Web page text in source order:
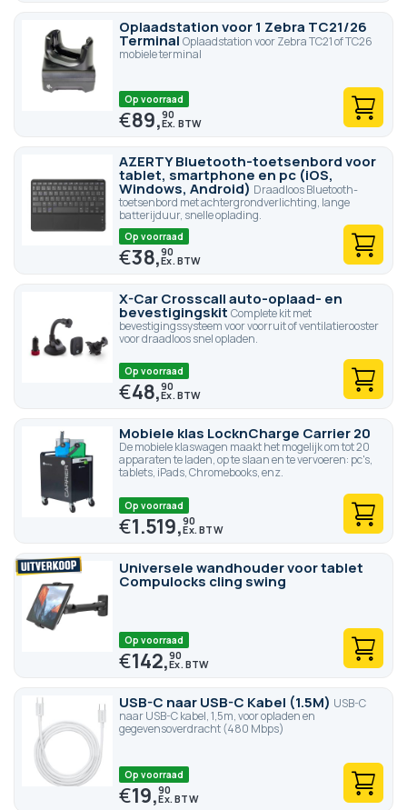
Oplaadstation voor 1 Zebra TC21/26
Terminal Oplaadstation voor Zebra TC21 of TC26
mobiele terminal
Op voorraad
€89,90
AZERTY Bluetooth-toetsenbord voor
tablet, smartphone en pc (iOS,
Windows, Android) Draadloos Bluetooth-
toetsenbord met achtergrondverlichting, lange
batterijduur, snelle oplading.
Op voorraad
€38,90
X-Car Crosscall auto-oplaad- en
bevestigingskit Complete kit met
bevestigingssysteem voor voorruit of ventilatierooster
voor draadloos snel opladen.
Op voorraad
€48,90
Mobiele klas LocknCharge Carrier 20
De mobiele klaswagen maakt het mogelijk om tot 20
apparaten te laden, op te slaan en te vervoeren: pc's,
tablets, iPads, Chromebooks, enz.
Op voorraad
€1.519,90
Universele wandhouder voor tablet
Compulocks cling swing
Op voorraad
€142,90
USB-C naar USB-C Kabel (1.5M) USB-C
naar USB-C kabel, 1,5m, voor opladen en
gegevensoverdracht (480 Mbps)
Op voorraad
€19,90